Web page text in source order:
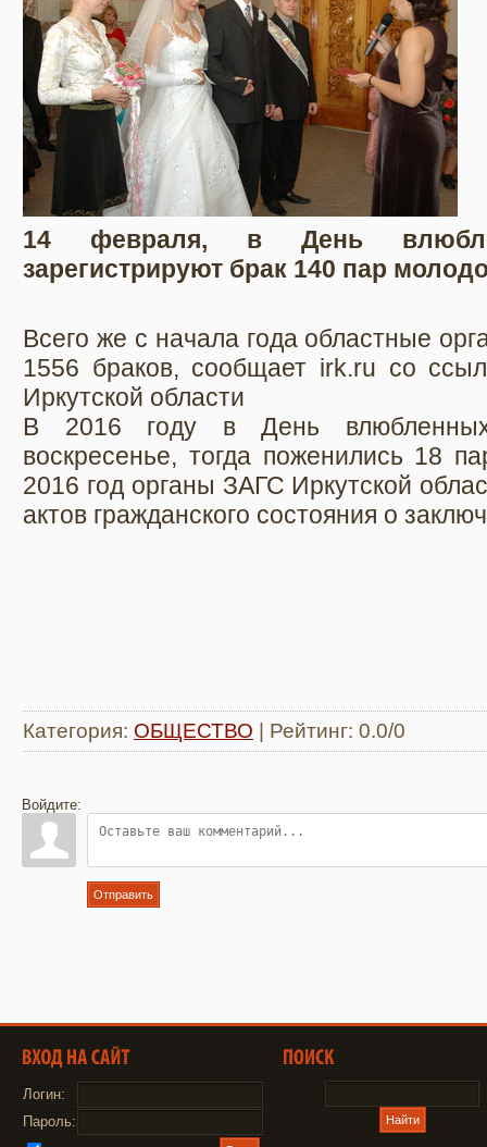
14 февраля, в День
зарегистрируют брак 140 пар
Всего же с начала года областные
1556 браков, сообщает irk.ru со
Иркутской области
В 2016 году в День
воскресенье, тогда поженились 18
2016 год органы ЗАГС Иркутской
актов гражданского состояния о
Категория: ОБЩЕСТВО Рейтинг: 0.0/0
Войдите:
Отправить
Логин:
Пароль: